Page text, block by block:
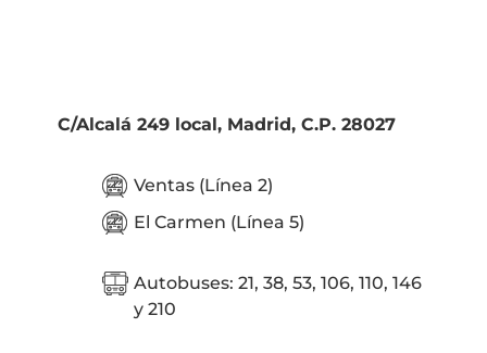
C/Alcalá 249 local, Madrid, C.P. 28027
Ventas (Línea 2)
El Carmen (Línea 5)
Autobuses: 21, 38, 53, 106, 110, 146
y 210